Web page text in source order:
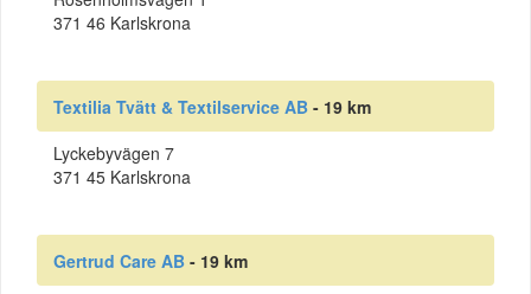
371 46 Karlskrona
Textilia Tvätt & Textilservice AB - 19 km
Lyckebyvägen 7
371 45 Karlskrona
Gertrud Care AB - 19 km